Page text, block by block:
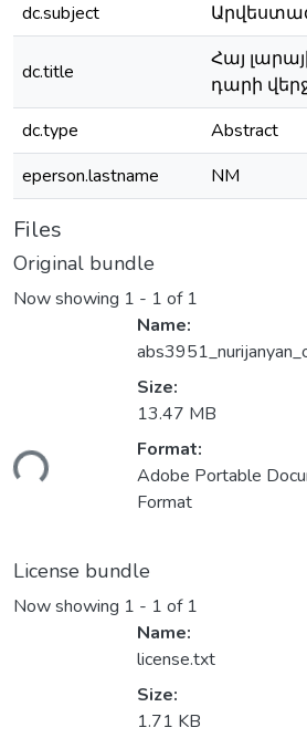
dc.subject
dc.title
Հայ
դարի
dc.type
Abstract
eperson.lastname
NM
Files
Original bundle
Now showing 1 - 1 of 1
Name:
Size:
13.47 MB
Format:
Adobe Portable
Format
License bundle
Now showing 1 - 1 of 1
Name:
license.txt
Size:
1.71 KB